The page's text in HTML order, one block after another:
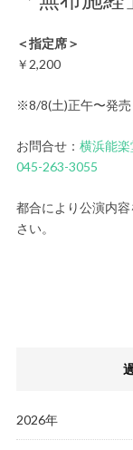
＜指定席＞
￥2,200
※8/8(土)正午〜発売
お問合せ： 横浜能楽
045-263-3055
都合により公演内
さい。
2026年